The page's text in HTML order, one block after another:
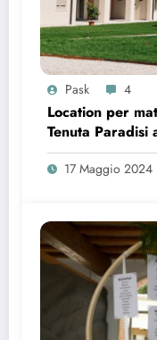
Pask 4
Location per
Tenuta
prenotazioni
17 Maggio 2024